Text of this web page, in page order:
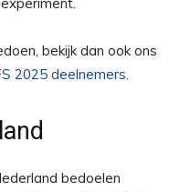
bekijk dan ook ons
2025 deelnemers.
bedoelen